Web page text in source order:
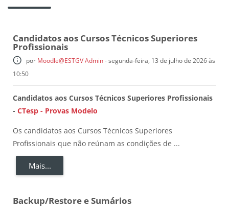
Candidatos aos Cursos Técnicos Superiores
Profissionais
por Moodle@ESTGV Admin-segunda-feira, 13 de julho de 2026 às
10:50
Candidatos aos Cursos Técnicos Superiores Profissionais
- CTesp - Provas Modelo
Os candidatos aos Cursos Técnicos Superiores
Profissionais que não reúnam as condições de ...
Mais...
Backup/Restore e Sumários